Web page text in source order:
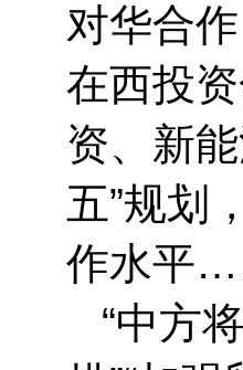
对华合
在西投
资、新
五”规划
作水平
“中方